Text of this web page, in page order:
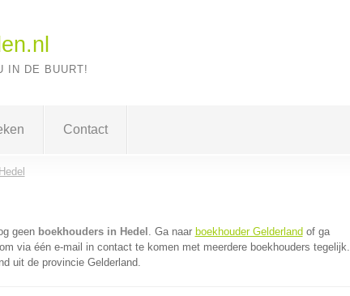
IN DE BUURT!
Contact
Hedel
geen boekhouders in Hedel . Ga naar boekhouder Gelderland of ga
om via één e-mail in contact te komen met meerdere boekhouders tegelijk.
uit de provincie Gelderland.